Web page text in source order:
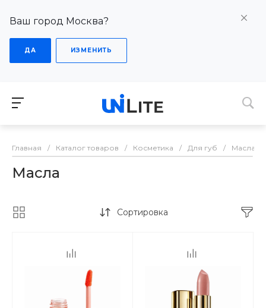
Ваш город Москва?
ДА ИЗМЕНИТЬ
Главная / Каталог товаров / Косметика / Для губ / Масла
Масла
Сортировка